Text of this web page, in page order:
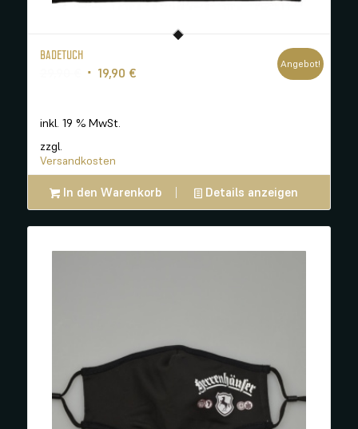
BADETUCH
Ursprünglicher
29,90 €
19,90 €Aktueller
Angebot!
inkl. 19 % MwSt.
zzgl.
Versandkosten
In den Warenkorb Details anzeigen